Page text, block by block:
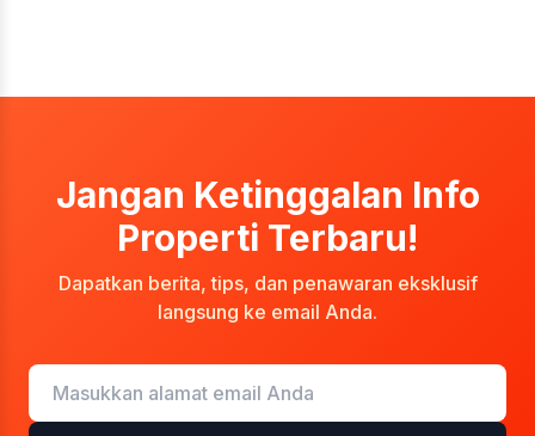
Jangan Ketinggalan Info
Properti Terbaru!
Dapatkan berita, tips, dan penawaran eksklusif
langsung ke email Anda.